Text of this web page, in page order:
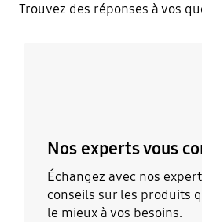
Trouvez des réponses à vos
Nos experts vous
Échangez avec nos
conseils sur les produits
le mieux à vos besoins.